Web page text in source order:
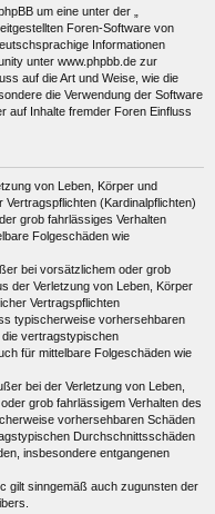
um eine unter der „
Foren-Software von
Informationen
unter www.phpbb.de zur
auf die Art und Weise, wie die
die Verwendung der Software
auf Inhalte fremder Foren Einfluss
von Leben, Körper und
(Kardinalpflichten)
grob fahrlässiges Verhalten
Folgeschäden wie
bei vorsätzlichem oder grob
der Verletzung von Leben, Körper
Vertragspflichten
typischerweise vorhersehbaren
vertragstypischen
für mittelbare Folgeschäden wie
bei der Verletzung von Leben,
grob fahrlässigem Verhalten des
vorhersehbaren Schäden
Durchschnittsschäden
insbesondere entgangenen
gilt sinngemäß auch zugunsten der